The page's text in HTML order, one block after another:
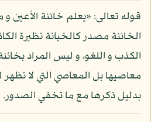
قوله تعالى: «يعلم خائنة الأعين
الخائنة مصدر كالخيانة نظيرة
الكذب و اللغو، و ليس المراد
معاصيها بل المعاصي التي لا تظهر
بدليل ذكرها مع ما تخفي الصدور.